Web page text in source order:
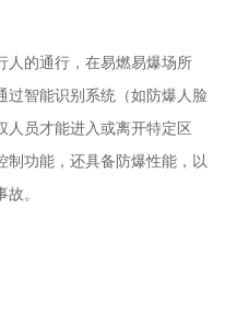
人的通行，在易燃易爆场所
过智能识别系统（如防爆人脸
人员才能进入或离开特定区
制功能，还具备防爆性能，以
。